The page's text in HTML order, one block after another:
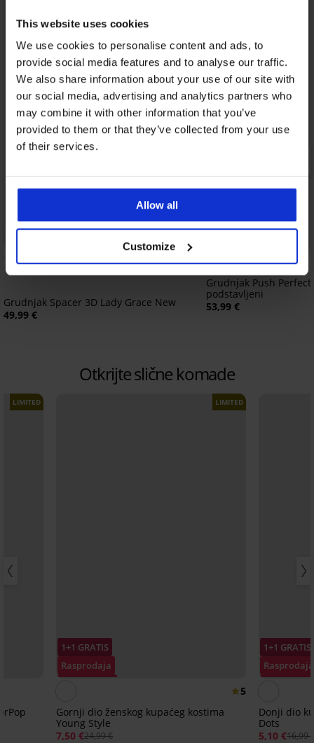
This website uses cookies
We use cookies to personalise content and ads, to
provide social media features and to analyse our traffic.
We also share information about your use of our site with
our social media, advertising and analytics partners who
may combine it with other information that you’ve
provided to them or that they’ve collected from your use
of their services.
Allow all
Customize
3,8
Grudnjak Spacer 3D Lady Grace New
49,99 €
Grudnjak Push
podstavljeni
53,99 €
Otkrijte slične komade
LIMITED
1+1 GRATIS
Rasprodaja
LIMITED
5
Gornji dio ženskog kupaćeg kostima
Young Style
7,50 €24,99 €
1+1 GRATIS
Rasprodaja
Donji dio
Dots
5,10 €16,99